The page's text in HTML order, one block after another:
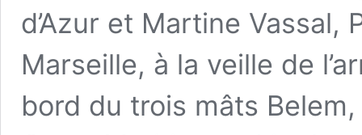
d’Azur et Martine
Marseille, à la veille de
bord du trois mâts